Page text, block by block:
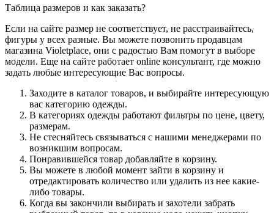
Таблица размеров и как заказать?
Если на сайте размер не соответствует, не расстраивайтесь,
фигуры у всех разные. Вы можете позвонить продавцам
магазина Violetplace, они с радостью Вам помогут в выборе
модели. Еще на сайте работает online консультант, где можно
задать любые интересующие Вас вопросы.
Заходите в каталог товаров, и выбирайте интересующую
вас категорию одежды.
В категориях одежды работают фильтры по цене, цвету,
размерам.
Не стесняйтесь связываться с нашими менеджерами по
возникшим вопросам.
Понравившейся товар добавляйте в корзину.
Вы можете в любой момент зайти в корзину и
отредактировать количество или удалить из нее какие-
либо товары.
Когда вы закончили выбирать и захотели забрать